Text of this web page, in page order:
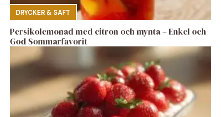
DRYCKER & SAFT
Persikolemonad med citron och mynta – Enkel och
God Sommarfavorit